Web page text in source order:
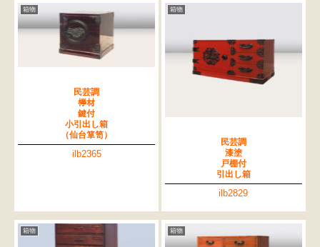
箱物
民芸調
﨔材
鍵付
小引出し箱
（仙台箪笥）
ilb2365
箱物
民芸調
漆塗
戸棚付
引出し箱
ilb2829
箱物 箱物